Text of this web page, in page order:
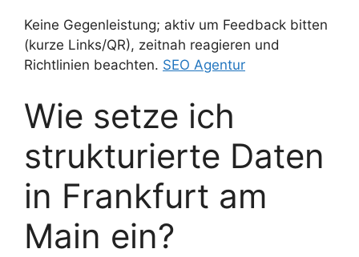
Keine Gegenleistung; aktiv um Feedback bitten
(kurze Links/QR), zeitnah reagieren und
Richtlinien beachten. SEO Agentur
Wie setze ich
strukturierte Daten
in Frankfurt am
Main ein?